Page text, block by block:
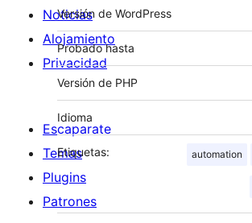
Versión de WordPress
Probado hasta
Versión de PHP
Idioma
Etiquetas: automation
Noticias
Alojamiento
Privacidad
Escaparate
Temas
Plugins
Patrones